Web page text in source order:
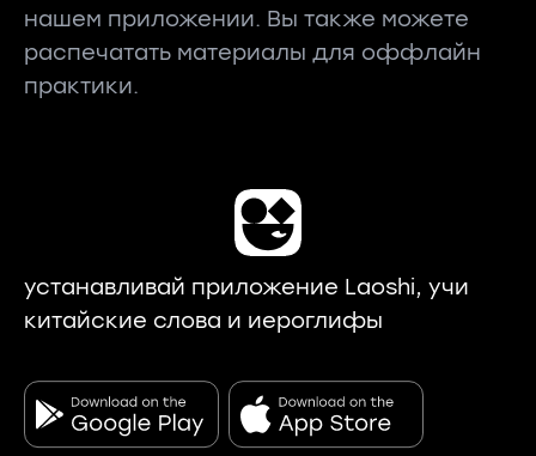
нашем приложении. Вы также можете
распечатать материалы для оффлайн
практики.
устанавливай приложение Laoshi, учи
китайские слова и иероглифы